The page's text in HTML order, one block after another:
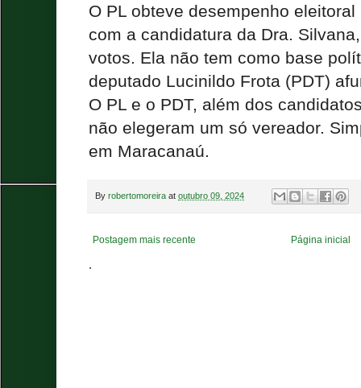
O PL obteve desempenho
com a candidatura da Dra.
votos. Ela não tem como base
deputado Lucinildo Frota (PDT)
O PL e o PDT, além dos
não elegeram um só vereador.
em Maracanaú.
By robertomoreira at outubro 09, 2024
Postagem mais recente Página inicial
.